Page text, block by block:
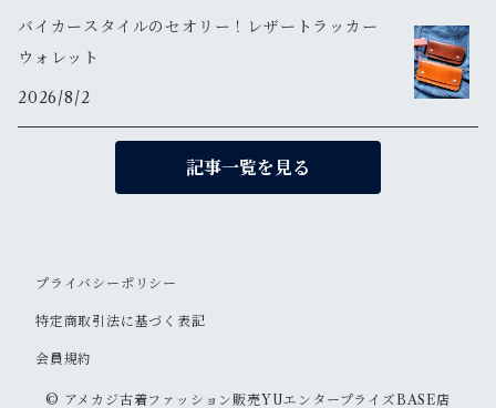
バイカースタイルのセオリー！レザートラッカー
ウォレット
2026/8/2
記事一覧を見る
プライバシーポリシー
特定商取引法に基づく表記
会員規約
© アメカジ古着ファッション販売YUエンタープライズBASE店